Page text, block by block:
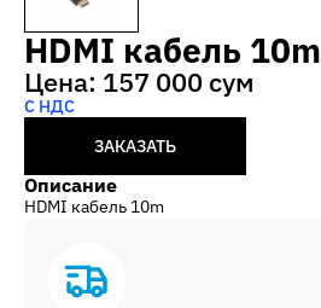
HDMI кабель 10m
Цена: 157 000 сум
С НДС
ЗАКАЗАТЬ
Описание
HDMI кабель 10m